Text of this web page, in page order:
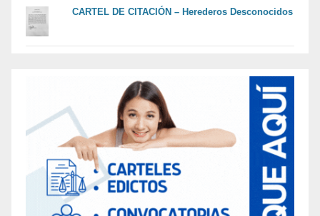
CARTEL DE CITACIÓN – Herederos Desconocidos